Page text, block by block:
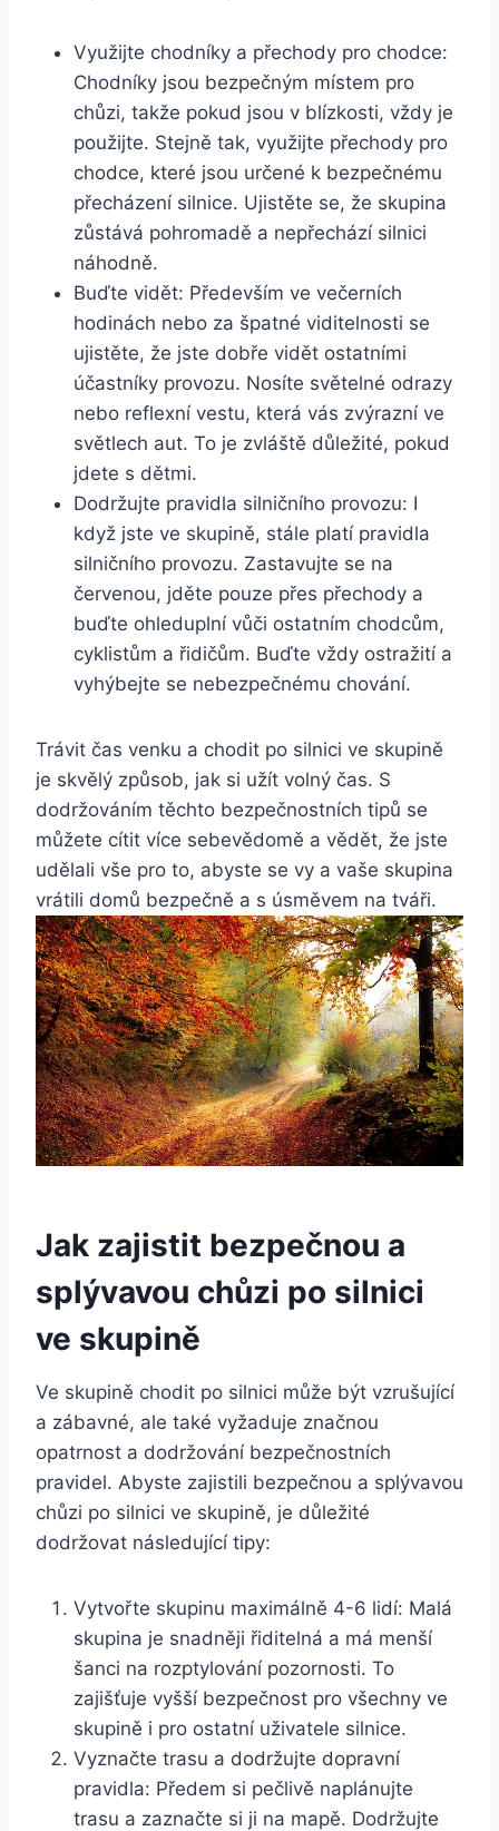
Využijte chodníky a přechody pro chodce:
Chodníky jsou bezpečným místem pro
chůzi, takže pokud jsou v blízkosti, vždy je
použijte. Stejně tak, využijte přechody pro
chodce, které jsou určené k bezpečnému
přecházení silnice. Ujistěte se, že skupina
zůstává pohromadě a nepřechází silnici
náhodně.
Buďte vidět: Především ve večerních
hodinách nebo za špatné viditelnosti se
ujistěte, že jste dobře vidět ostatními
účastníky provozu. Nosíte světelné odrazy
nebo reflexní vestu, která vás zvýrazní ve
světlech aut. To je zvláště důležité, pokud
jdete s dětmi.
Dodržujte pravidla silničního provozu: I
když jste ve skupině, stále platí pravidla
silničního provozu. Zastavujte se na
červenou, jděte pouze přes přechody a
buďte ohleduplní vůči ostatním chodcům,
cyklistům a řidičům. Buďte vždy ostražití a
vyhýbejte se nebezpečnému chování.
Trávit čas venku a chodit po silnici ve skupině
je skvělý způsob, jak si užít volný čas. S
dodržováním těchto bezpečnostních tipů se
můžete cítit více sebevědomě a vědět, že jste
udělali vše pro to, abyste se vy a vaše skupina
vrátili domů bezpečně a s úsměvem na tváři.
Jak zajistit bezpečnou a
splývavou chůzi po silnici
ve skupině
Ve skupině chodit po silnici může být vzrušující
a zábavné, ale také vyžaduje značnou
opatrnost a dodržování bezpečnostních
pravidel. Abyste zajistili bezpečnou a splývavou
chůzi po silnici ve skupině, je důležité
dodržovat následující tipy:
Vytvořte skupinu maximálně 4-6 lidí: Malá
skupina je snadněji řiditelná a má menší
šanci na rozptylování pozornosti. To
zajišťuje vyšší bezpečnost pro všechny ve
skupině i pro ostatní uživatele silnice.
Vyznačte trasu a dodržujte dopravní
pravidla: Předem si pečlivě naplánujte
trasu a zaznačte si ji na mapě. Dodržujte